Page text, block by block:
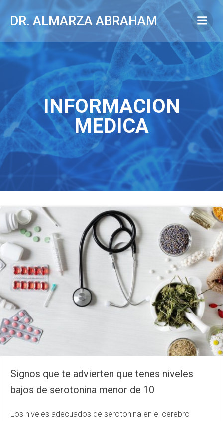
al
contenido
DR. ALMARZA ABRAHAM
INFORMACION
MEDICA
Signos que te advierten que tenes niveles
bajos de serotonina menor de 10
Los niveles adecuados de serotonina en el cerebro